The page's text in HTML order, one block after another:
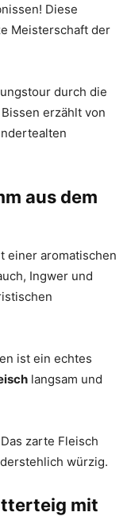
Diese
Meisterschaft der
durch die
erzählt von
aus dem
einer aromatischen
Ingwer und
ist ein echtes
langsam und
zarte Fleisch
würzig.
mit